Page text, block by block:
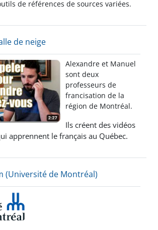
de références de sources variées.
de neige
Alexandre et Manuel
sont deux
professeurs de
francisation de la
région de Montréal.
Ils créent des vidéos
apprennent le français au Québec.
(Université de Montréal)